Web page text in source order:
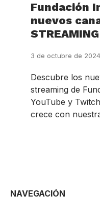
Fundación
nuevos
STREAMING
3 de octubre de 2024
Descubre los
streaming de
YouTube y
crece con
NAVEGACIÓN